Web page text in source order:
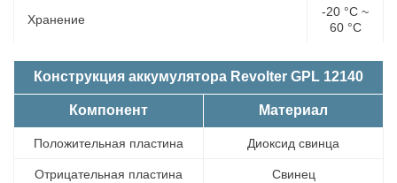
Хранение
-20 °С ~
60 °С
Конструкция аккумулятора Revolter GPL 12140
Компонент Материал
Положительная пластина Диоксид свинца
Отрицательная пластина Свинец